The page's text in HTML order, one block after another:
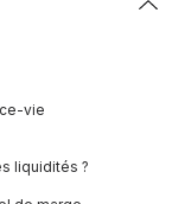
vie
liquidités ?